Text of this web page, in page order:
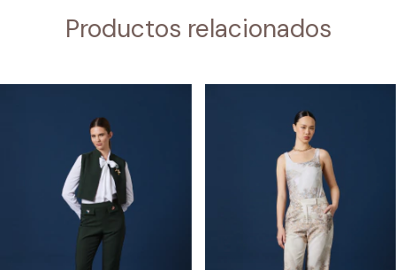
Productos relacionados